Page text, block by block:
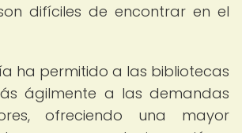
difíciles de encontrar en el
ha permitido a las bibliotecas
ágilmente a las demandas
ofreciendo una mayor